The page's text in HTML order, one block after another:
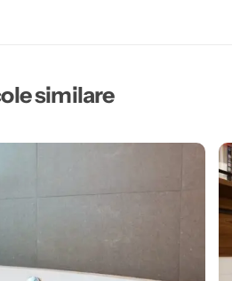
similare